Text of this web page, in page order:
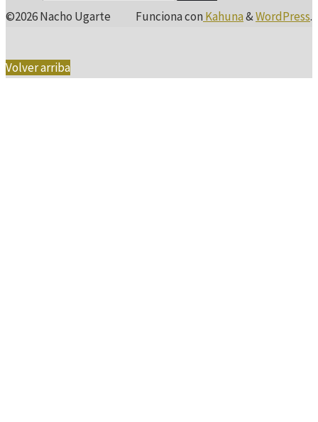
Funciona con Kahuna&WordPress.
©2026 Nacho Ugarte
Volver arriba